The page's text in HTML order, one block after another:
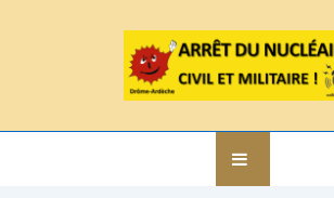
Navigation